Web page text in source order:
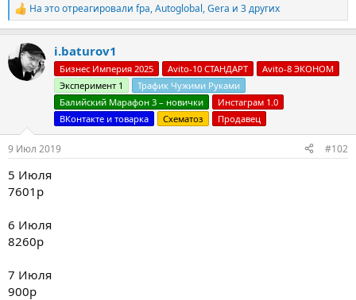
Р
е
ц
и
На это отреагировали fpa,Autoglobal,Gera и 3 других
i.baturov1
Бизнес Империя 2025 Avito-10 СТАНДАРТ
Avito-8 ЭКОНОМ
Эксперимент 1
Трафик Чужими Руками
Балийский Марафон 3 – новички
Инстаграм 1.0
ВКонтакте и товарка
Схематоз Продавец
9 Июл 2019 #102
5 Июля
7601р
6 Июля
8260р
7 Июля
900р